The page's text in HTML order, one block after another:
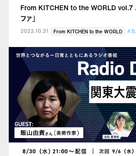
From KITCHEN to the WORLD vol.7
ファ」
2023.10.31 From KITCHEN to the WORLD #カ